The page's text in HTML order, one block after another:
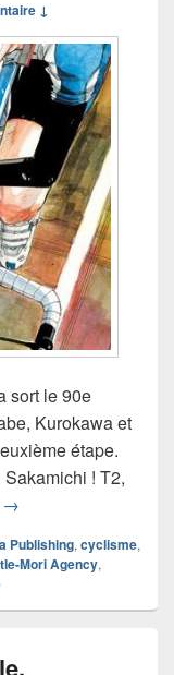
↓
sort le 90e
Kurokawa et
étape.
! T2,
Chronique manga
→
Publishing, cyclisme,
Mori Agency,